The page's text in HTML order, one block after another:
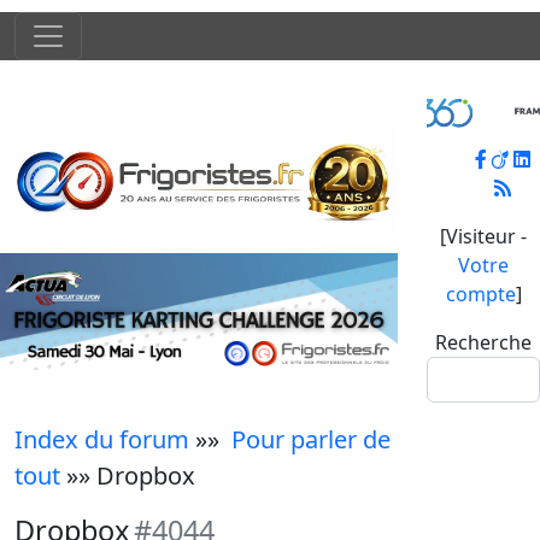
[Visiteur -
Votre
compte]
Recherche
Index du forum »» Pour parler de
tout »» Dropbox
Dropbox#4044